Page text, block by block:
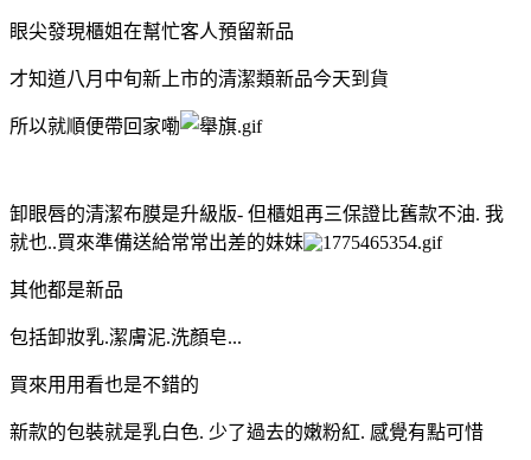
眼尖發現櫃姐在幫忙客人預留新品
才知道八月中旬新上市的清潔類新品今天到貨
所以就順便帶回家嘞
卸眼唇的清潔布膜是升級版- 但櫃姐再三保證比舊款不油. 我
就也..買來準備送給常常出差的妹妹
其他都是新品
包括卸妝乳.潔膚泥.洗顏皂...
買來用用看也是不錯的
新款的包裝就是乳白色. 少了過去的嫩粉紅. 感覺有點可惜